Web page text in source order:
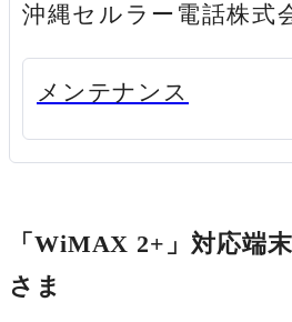
沖縄セルラー電話株式
メンテナンス
「WiMAX 2+」対応端
さま